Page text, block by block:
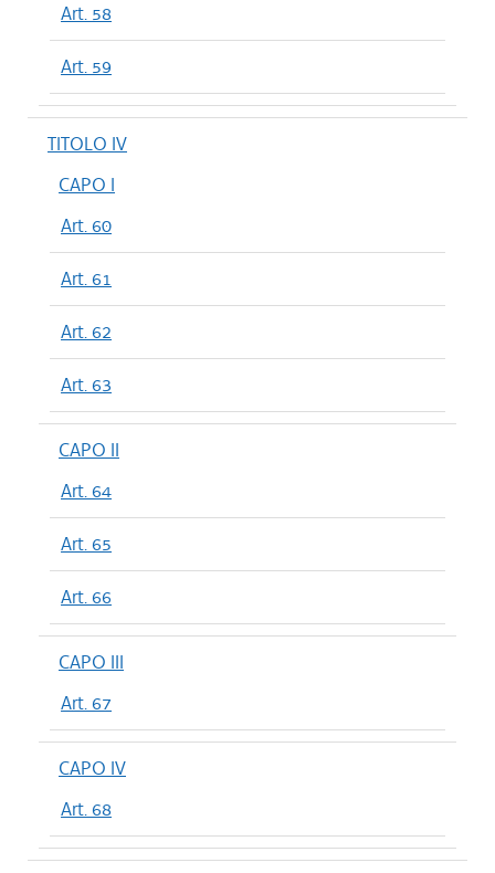
Art. 58
Art. 59
TITOLO IV
CAPO I
Art. 60
Art. 61
Art. 62
Art. 63
CAPO II
Art. 64
Art. 65
Art. 66
CAPO III
Art. 67
CAPO IV
Art. 68